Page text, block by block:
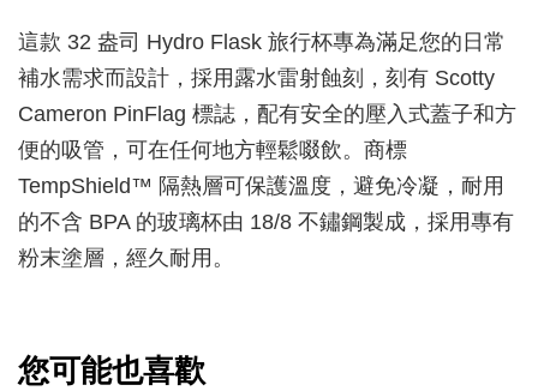
這款 32 盎司 Hydro Flask 旅行杯專為滿足您的日常
補水需求而設計，採用露水雷射蝕刻，刻有 Scotty
Cameron PinFlag 標誌，配有安全的壓入式蓋子和方
便的吸管，可在任何地方輕鬆啜飲。商標
TempShield™ 隔熱層可保護溫度，避免冷凝，耐用
的不含 BPA 的玻璃杯由 18/8 不鏽鋼製成，採用專有
粉末塗層，經久耐用。
您可能也喜歡